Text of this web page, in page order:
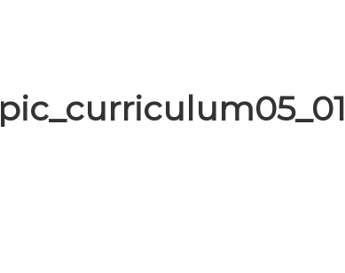
pic_curriculum05_01